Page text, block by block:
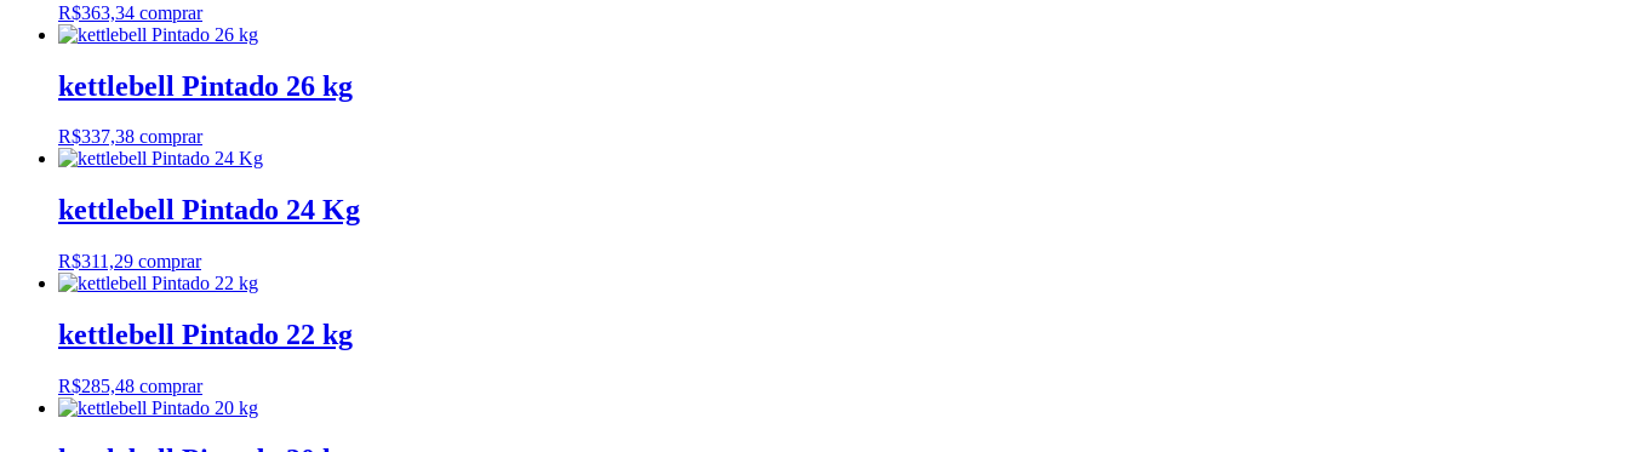
R$363,34 comprar
kettlebell Pintado 26 kg
R$337,38 comprar
kettlebell Pintado 24 Kg
R$311,29 comprar
kettlebell Pintado 22 kg
R$285,48 comprar